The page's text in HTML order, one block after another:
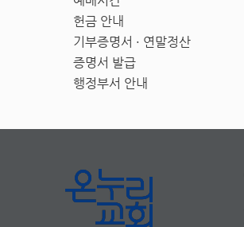
헌금 안내
기부증명서 · 연말정산
증명서 발급
행정부서 안내